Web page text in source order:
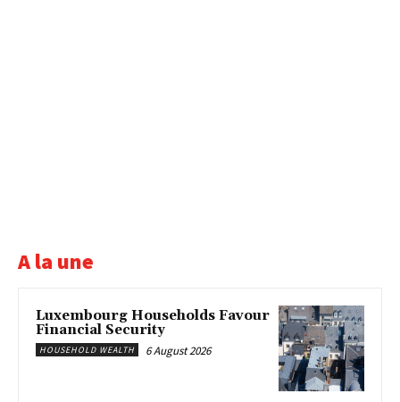
A la une
Luxembourg Households Favour
Financial Security
HOUSEHOLD WEALTH 6 August 2026